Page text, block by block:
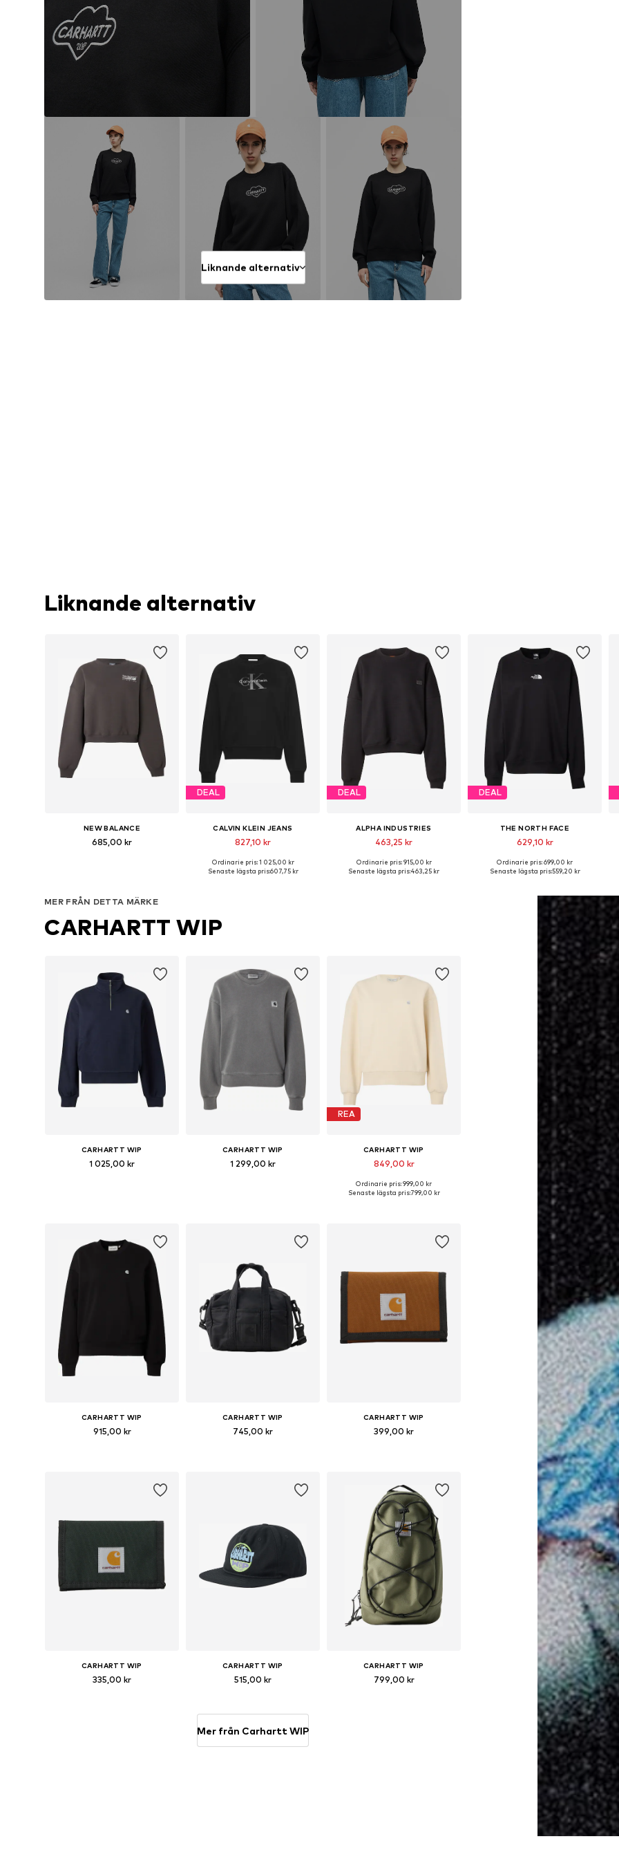
Liknande alternativ
Liknande alternativ
NEW BALANCE
685,00 kr
DEAL
CALVIN KLEIN JEANS
827,10 kr
+1
Tillgänglig i många storlekar
Ordinarie pris: 1 025,00 kr
Senaste lägsta pris:607,75 kr
DEAL
ALPHA INDUSTRIES
463,25 kr
Tillgängliga storlekar: S, M
Ordinarie pris: 915,00 kr
Senaste lägsta pris:463,25 kr
DEAL
THE NORTH FACE
629,10 kr
Tillgängliga storlekar: S, M, L, XL
Ordinarie pris: 699,00 kr
Senaste lägsta pris:559,20 kr
MER FRÅN DETTA MÄRKE
CARHARTT WIP
CARHARTT WIP
1 025,00 kr
CARHARTT WIP
1 299,00 kr
REA
CARHARTT WIP
849,00 kr
Tillgängliga storlekar: M
Ordinarie pris: 999,00 kr
Senaste lägsta pris:799,00 kr
CARHARTT WIP
915,00 kr
CARHARTT WIP
745,00 kr
CARHARTT WIP
399,00 kr
CARHARTT WIP
335,00 kr
CARHARTT WIP
515,00 kr
CARHARTT WIP
799,00 kr
Mer från Carhartt WIP